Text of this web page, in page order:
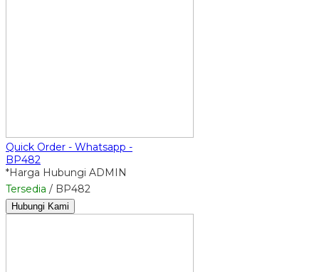
Quick Order - Whatsapp -
BP482
*Harga Hubungi ADMIN
Tersedia / BP482
Hubungi Kami